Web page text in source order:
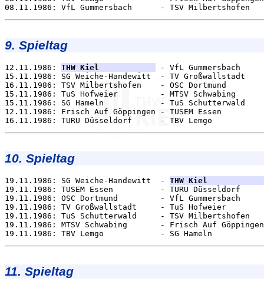
9. Spieltag
12.11.1986: THW Kiel
- VfL
15.11.1986: SG Weiche-Handewitt  - TV
16.11.1986: TSV Milbertshofen    - OSC
15.11.1986: TuS Hofweier         - MTSV
15.11.1986: SG Hameln            - TuS
12.11.1986: Frisch Auf Göppingen - TUSEM
10. Spieltag
19.11.1986: SG Weiche-Handewitt  - THW Kiel
19.11.1986: TUSEM Essen          - TURU
19.11.1986: OSC Dortmund         - VfL
19.11.1986: TV Großwallstadt     - TuS
19.11.1986: TuS Schutterwald     - TSV
19.11.1986: MTSV Schwabing       - Frisch Auf
11. Spieltag